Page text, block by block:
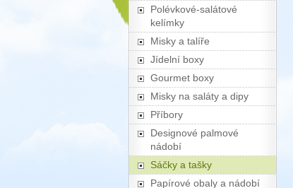
Polévkové-salátové
kelímky
Misky a talíře
Jídelní boxy
Gourmet boxy
Misky na saláty a dipy
Příbory
Designové palmové
nádobí
Sáčky a tašky
Papírové obaly a nádobí